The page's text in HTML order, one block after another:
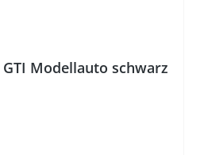
Modellauto schwarz